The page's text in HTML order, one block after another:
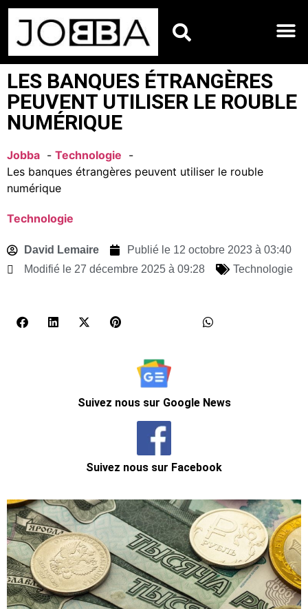
LES BANQUES ÉTRANGÈRES
PEUVENT UTILISER LE ROUBLE
NUMÉRIQUE
Jobba
Technologie
Les banques étrangères peuvent utiliser le rouble
numérique
Technologie
David Lemaire Publié le 12 octobre 2023 à 03:40
Modifié le 27 décembre 2025 à 09:28
Technologie
Suivez nous sur Google News
Suivez nous sur Facebook